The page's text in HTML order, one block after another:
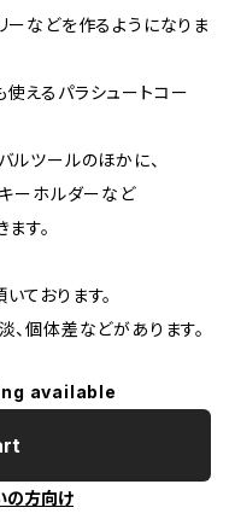
ーなどを作るようになりま
えるパラシュートコー
ルツールのほかに、
キーホルダーなど
す。
ております。
、個体差などがあります。
available
の方向け